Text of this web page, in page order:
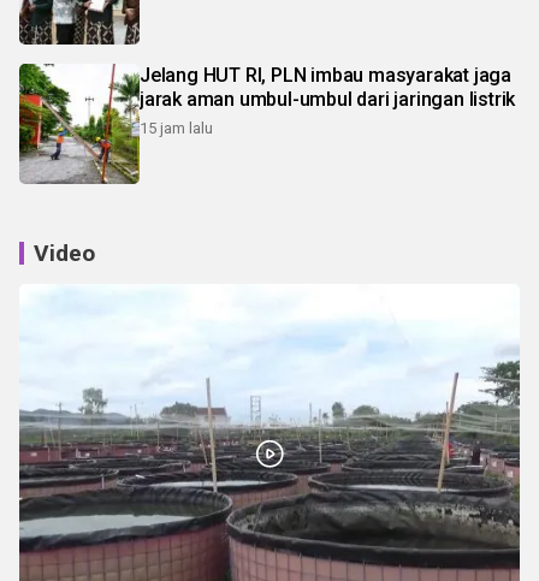
Jelang HUT RI, PLN imbau masyarakat jaga
jarak aman umbul-umbul dari jaringan listrik
15 jam lalu
Video